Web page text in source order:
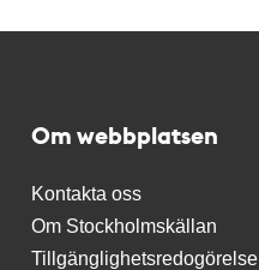
Om webbplatsen
Kontakta oss
Om Stockholmskällan
Tillgänglighetsredogörelse